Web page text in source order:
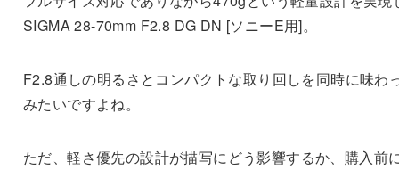
SIGMA 28-70mm F2.8 DG DN [ソニーE用]。
F2.8通しの明るさとコンパクトな取り回しを同時に味わ
みたいですよね。
ただ、軽さ優先の設計が描写にどう影響するか、購入前